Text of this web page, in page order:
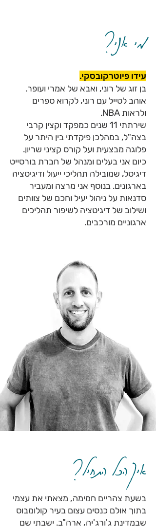
מי אני?
בן זוג של רוני, ואבא של אמרי ועופר.
אוהב לטייל עם רוני, לקרוא ספרים
ולראות NBA.
שירתתי 11 שנים כמפקד וקצין קרבי
בצה"ל, במהלכן פיקדתי בין היתר על
פלוגה מבצעית ועל קורס קציני שריון.
כיום אני בעלים ומנהל של חברת בורסייט
דיגיטל, שמובילה תהליכי ייעול ודיגיטציה
בארגונים. בנוסף אני מרצה ומעביר
סדנאות על ניהול יעיל וחכם של צוותים
ושילוב של דיגיטציה לשיפור תהליכים
ארגוניים מורכבים.
עידו פיוטרקובסקי.
איך הכל התחיל?
בשעת צהריים חמימה, מצאתי את עצמי
בתוך אולם כנסים עצום בעיר קולומבוס
שבמדינת ג'ורג'יה, ארה"ב. ישבתי שם